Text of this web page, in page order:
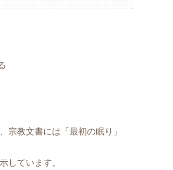
宗教文書には「最初の眠り」
しています。